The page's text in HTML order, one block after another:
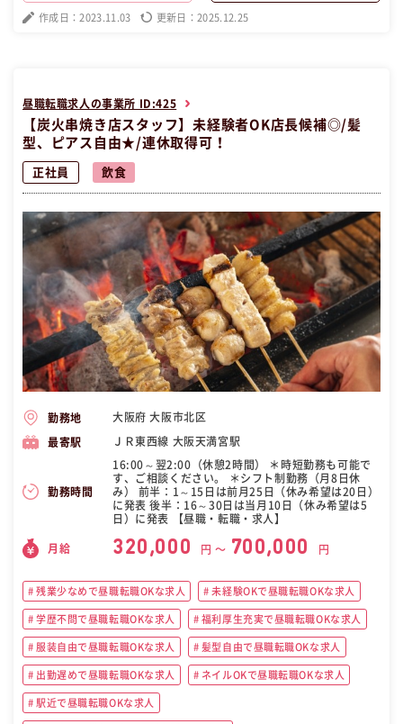
作成日：2023.11.03 更新日：2025.12.25
昼職転職求人の事業所 ID:425
【炭火串焼き店スタッフ】未経験者OK店長候補◎/髪
型、ピアス自由★/連休取得可！
正社員 飲食
勤務地 大阪府 大阪市北区
最寄駅 ＪＲ東西線 大阪天満宮駅
勤務時間
16:00～翌2:00（休憩2時間） ＊時短勤務も可能で
す、ご相談ください。 ＊シフト制勤務（月8日休
み） 前半：1～15日は前月25日（休み希望は20日）
に発表 後半：16～30日は当月10日（休み希望は5
日）に発表 【昼職・転職・求人】
月給 320,000 円 〜 700,000 円
残業少なめで昼職転職OKな求人 未経験OKで昼職転職OKな求人
学歴不問で昼職転職OKな求人 福利厚生充実で昼職転職OKな求人
服装自由で昼職転職OKな求人 髪型自由で昼職転職OKな求人
出勤遅めで昼職転職OKな求人 ネイルOKで昼職転職OKな求人
駅近で昼職転職OKな求人